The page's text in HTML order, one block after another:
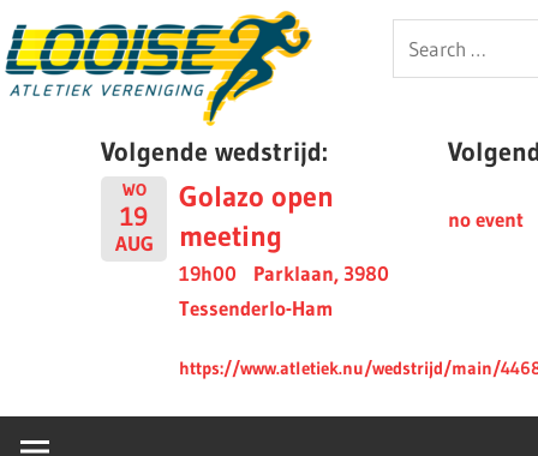
to
content
Looise
Search
for:
Volgende wedstrijd:
WO
19
AUG
Golazo open
meeting
19h00
Parklaan, 3980
Tessenderlo-Ham
https://www.atletiek.nu/wedstrijd/main/
no event